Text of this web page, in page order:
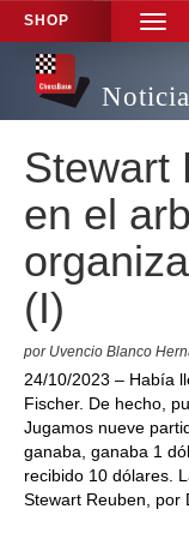
SHOP
Stewart
en el
(I)
por Uvencio Blanco
24/10/2023 – Había
Fischer. De hecho,
Jugamos nueve
ganaba, ganaba 1
recibido 10 dólares.
Stewart Reuben, por